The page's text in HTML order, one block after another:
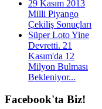
29 Kasım 2013
Milli Piyango
Çekiliş Sonuçları
Süper Loto Yine
Devretti. 21
Kasım'da 12
Milyon Bulması
Bekleniyor...
Facebook'ta Biz!